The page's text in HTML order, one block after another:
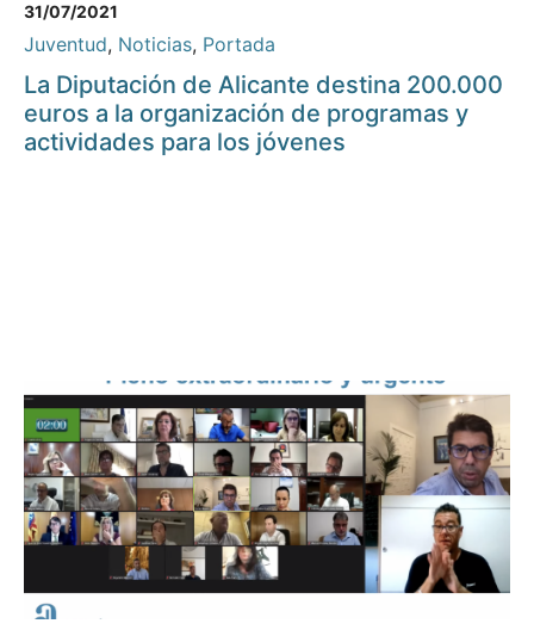
31/07/2021
Juventud, Noticias, Portada
La Diputación de Alicante destina 200.000
euros a la organización de programas y
actividades para los jóvenes